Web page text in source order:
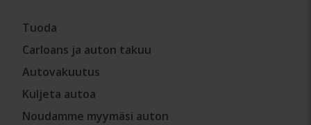
Tuoda
Carloans ja auton takuu
Autovakuutus
Kuljeta autoa
Noudamme myymäsi auton